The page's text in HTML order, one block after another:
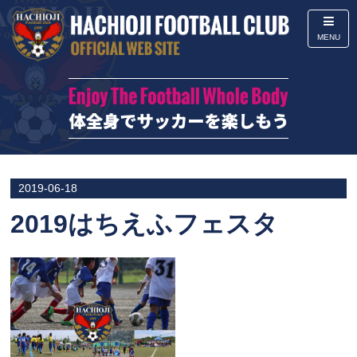
MENU
2019-06-18
2019はちえふフェスタ